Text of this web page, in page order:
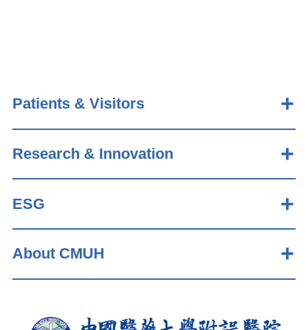
Patients & Visitors
Research & Innovation
ESG
About CMUH